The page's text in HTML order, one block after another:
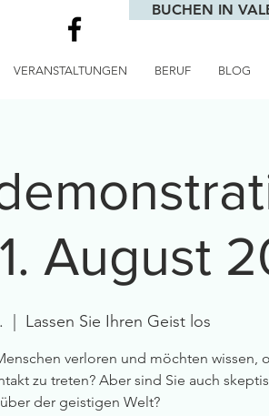
VERANSTALTUNGEN BERUF BLOG
BUCHEN IN
August
Lassen Sie Ihren Geist los
verloren und möchten wissen,
zu treten? Aber sind Sie auch
der geistigen Welt?